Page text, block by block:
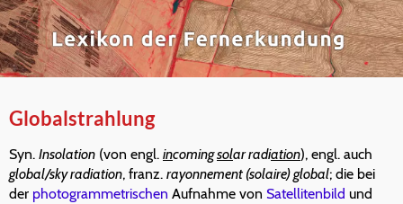
Globalstrahlung
Syn. Insolation (von engl. incomingsolar radiation), engl. auch
global/sky radiation, franz. rayonnement (solaire) global; die bei
der photogrammetrischen Aufnahme von Satellitenbild und